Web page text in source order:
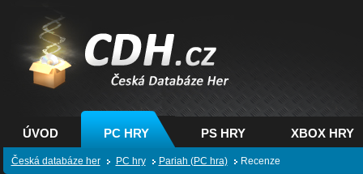
CDH.cz - hry na PC,
PS, XBOX - Česká
databáze her
ÚVOD PC HRY PS HRY XBOX HRY
Česká databáze her PC hry Pariah (PC hra) Recenze